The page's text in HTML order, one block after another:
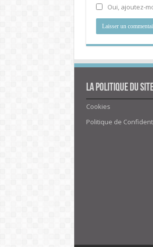
Oui, ajoutez-
La politique du
Cookies
Politique de